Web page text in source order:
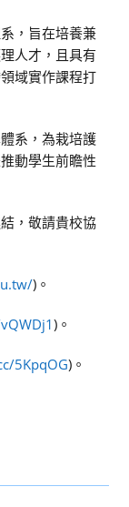
，旨在培養兼
人才，且具有
域實作課程打
系，為栽培護
動學生前瞻性
，敬請貴校協
)。
)。
5KpqOG)。